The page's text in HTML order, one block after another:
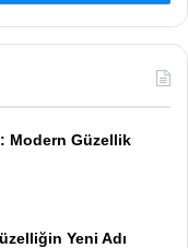
Modern Güzellik
Yeni Adı